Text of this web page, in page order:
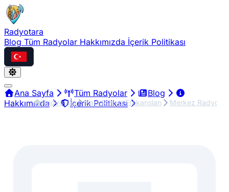
Radyotara
Blog Tüm Radyolar Hakkımızda İçerik Politikası
Türkçe
Ana Sayfa Tüm Radyolar
Blog
Hakkımızda
İçerik Politikası
Radyotara Kars Radyo Frekansları Merkez Radyo